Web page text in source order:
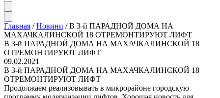
Главная / Новини / В 3-й ПАРАДНОЙ ДОМА НА
МАХАЧКАЛИНСКОЙ 18 ОТРЕМОНТИРУЮТ ЛИФТ
В 3-й ПАРАДНОЙ ДОМА НА МАХАЧКАЛИНСКОЙ 18
ОТРЕМОНТИРУЮТ ЛИФТ
09.02.2021
В 3-й ПАРАДНОЙ ДОМА НА МАХАЧКАЛИНСКОЙ 18
ОТРЕМОНТИРУЮТ ЛИФТ
Продолжаем реализовывать в микрорайоне городскую